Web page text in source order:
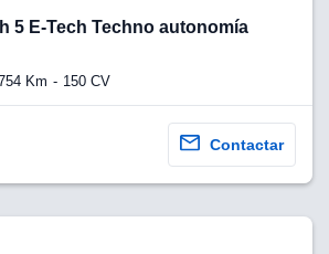
5 E-Tech Techno autonomía
Km 150 CV
Contactar